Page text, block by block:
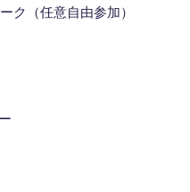
ク（任意自由参加）